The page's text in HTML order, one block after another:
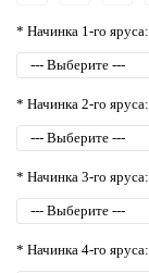
* Начинка 1-го яруса:
* Начинка 2-го яруса:
* Начинка 3-го яруса:
* Начинка 4-го яруса: